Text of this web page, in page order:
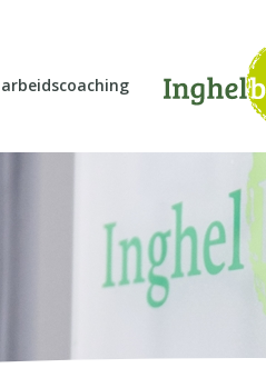
arbeidscoaching